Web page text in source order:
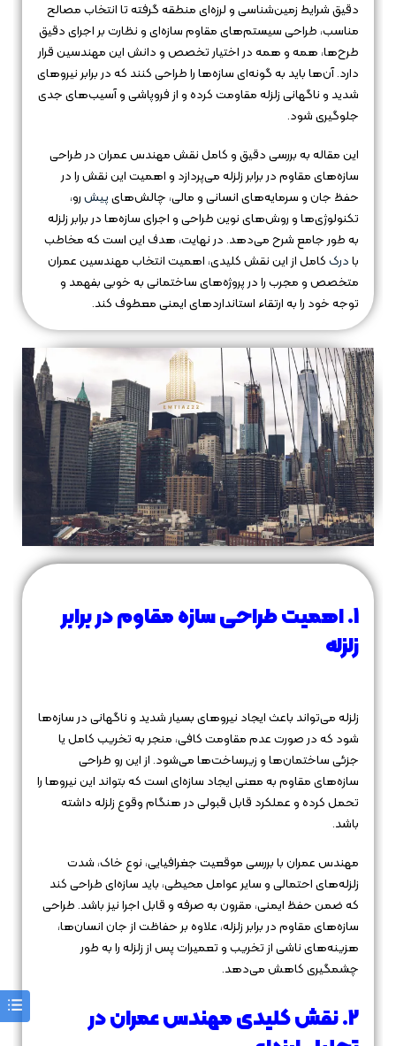
دقیق شرایط زمین‌شناسی و لرزه‌ای منطقه گرفته تا انتخاب مصالح
مناسب، طراحی سیستم‌های مقاوم سازه‌ای و نظارت بر اجرای دقیق
طرح‌ها، همه و همه در اختیار تخصص و دانش این مهندسین قرار
دارد. آن‌ها باید به گونه‌ای سازه‌ها را طراحی کنند که در برابر نیروهای
شدید و ناگهانی زلزله مقاومت کرده و از فروپاشی و آسیب‌های جدی
جلوگیری شود.
این مقاله به بررسی دقیق و کامل نقش مهندس عمران در طراحی
سازه‌های مقاوم در برابر زلزله می‌پردازد و اهمیت این نقش را در
حفظ جان و سرمایه‌های انسانی و مالی، چالش‌هایپیشرو،
تکنولوژی‌ها و روش‌های نوین طراحی و اجرای سازه‌ها در برابر زلزله
به طور جامع شرح می‌دهد. در نهایت، هدف این است که مخاطب
بادرککامل از این نقش کلیدی، اهمیت انتخاب مهندسین عمران
متخصص و مجرب را در پروژه‌های ساختمانی به خوبی بفهمد و
توجه خود را به ارتقاء استانداردهای ایمنی معطوف کند.
1. اهمیت طراحی سازه مقاوم در برابر
زلزله
زلزله می‌تواند باعث ایجاد نیروهای بسیار شدید و ناگهانی در سازه‌ها
شود که در صورت عدم مقاومت کافی، منجر به تخریب کامل یا
جزئی ساختمان‌ها و زیرساخت‌ها می‌شود. از این رو طراحی
سازه‌های مقاوم به معنی ایجاد سازه‌ای است که بتواند این نیروها را
تحمل کرده و عملکرد قابل قبولی در هنگام وقوع زلزله داشته
باشد.
مهندس عمران با بررسی موقعیت جغرافیایی، نوع خاک، شدت
زلزله‌های احتمالی و سایر عوامل محیطی، باید سازه‌ای طراحی کند
که ضمن حفظ ایمنی، مقرون به صرفه و قابل اجرا نیز باشد. طراحی
سازه‌های مقاوم در برابر زلزله، علاوه بر حفاظت از جان انسان‌ها،
هزینه‌های ناشی از تخریب و تعمیرات پس از زلزله را به طور
چشمگیری کاهش می‌دهد.
2. نقش کلیدی مهندس عمران در